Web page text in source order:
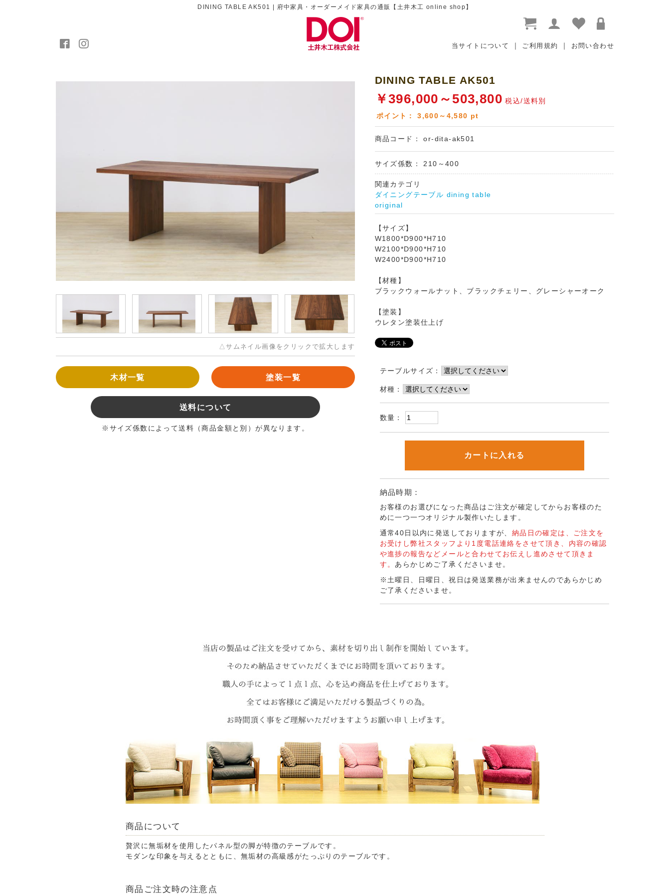
DINING TABLE AK501 | 府中家具・オーダーメイド家具の通販【土井木工 online shop】
当サイトについて ｜ ご利用規約 ｜ お問い合わせ
△サムネイル画像をクリックで拡大します
木材一覧 塗装一覧
送料について
※サイズ係数によって送料（商品金額と別）が異なります。
DINING TABLE AK501
￥396,000～503,800 税込/送料別
ポイント：3,600～4,580 pt
商品コード： or-dita-ak501
サイズ係数： 210～400
関連カテゴリ
ダイニングテーブル dining table
original
【サイズ】
W1800*D900*H710
W2100*D900*H710
W2400*D900*H710
【材種】
ブラックウォールナット、ブラックチェリー、グレーシャーオーク
【塗装】
ウレタン塗装仕上げ
テーブルサイズ：
材種：
数量：
カートに入れる
納品時期：
お客様のお選びになった商品はご注文が確定してからお客様のた
めに一つ一つオリジナル製作いたします。
通常40日以内に発送しておりますが、 納品日の確定は、ご注文を
お受けし弊社スタッフより1度電話連絡をさせて頂き、内容の確認
や進捗の報告などメールと合わせてお伝えし進めさせて頂きま
す。あらかじめご了承くださいませ。
※土曜日、日曜日、祝日は発送業務が出来ませんのであらかじめ
ご了承くださいませ。
商品について
贅沢に無垢材を使用したパネル型の脚が特徴のテーブルです。
モダンな印象を与えるとともに、無垢材の高級感がたっぷりのテーブルです。
商品ご注文時の注意点